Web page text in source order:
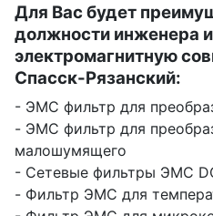
Для Вас будет
должности инженера
электромагнитную
Спасск-Рязанский:
- ЭМС фильтр для
- ЭМС фильтр для
малошумящего
- Сетевые фильтры ЭМС
- Фильтр ЭМС для